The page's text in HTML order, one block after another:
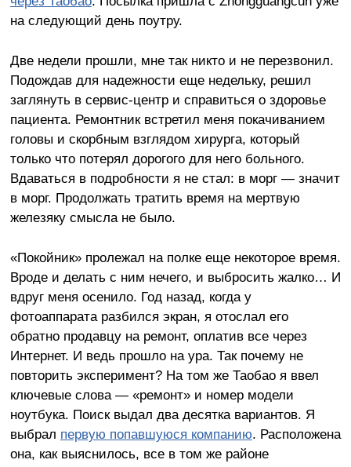
на следующий день поутру.
Две недели прошли, мне так никто и не перезвонил.
Подождав для надежности еще недельку, решил
заглянуть в сервис-центр и справиться о здоровье
пациента. Ремонтник встретил меня покачиванием
головы и скорбным взглядом хирурга, который
только что потерял дорогого для него больного.
Вдаваться в подробности я не стал: в морг — значит
в морг. Продолжать тратить время на мертвую
железяку смысла не было.
«Покойник» пролежал на полке еще некоторое время.
Вроде и делать с ним нечего, и выбросить жалко… И
вдруг меня осенило. Год назад, когда у
фотоаппарата разбился экран, я отослал его
обратно продавцу на ремонт, оплатив все через
Интернет. И ведь прошло на ура. Так почему не
повторить эксперимент? На том же Таобао я ввел
ключевые слова — «ремонт» и номер модели
ноутбука. Поиск выдал два десятка вариантов. Я
выбрал первую попавшуюся компанию. Расположена
она, как выяснилось, все в том же районе